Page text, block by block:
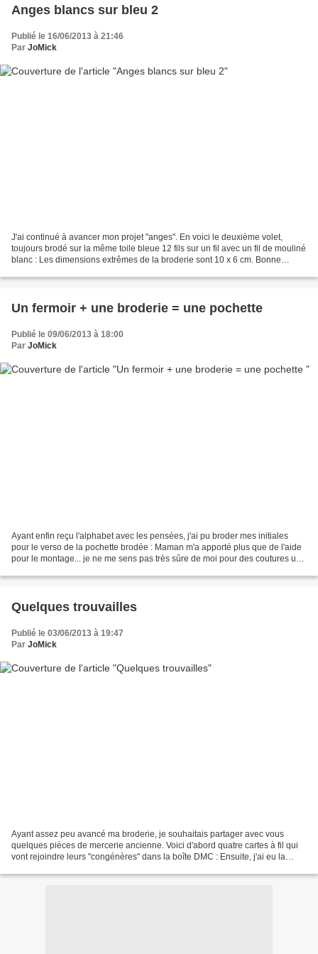
Anges blancs sur bleu 2
Publié le 16/06/2013 à 21:46
Par JoMick
J'ai continué à avancer mon projet "anges". En voici le deuxième volet,
toujours brodé sur la même toile bleue 12 fils sur un fil avec un fil de mouliné
blanc : Les dimensions extrêmes de la broderie sont 10 x 6 cm. Bonne
Un fermoir + une broderie = une pochette
Publié le 09/06/2013 à 18:00
Par JoMick
Ayant enfin reçu l'alphabet avec les pensées, j'ai pu broder mes initiales
pour le verso de la pochette brodée : Maman m'a apporté plus que de l'aide
pour le montage... je ne me sens pas très sûre de moi pour des coutures un
Quelques trouvailles
Publié le 03/06/2013 à 19:47
Par JoMick
Ayant assez peu avancé ma broderie, je souhaitais partager avec vous
quelques pièces de mercerie ancienne. Voici d'abord quatre cartes à fil qui
vont rejoindre leurs "congénères" dans la boîte DMC : Ensuite, j'ai eu la